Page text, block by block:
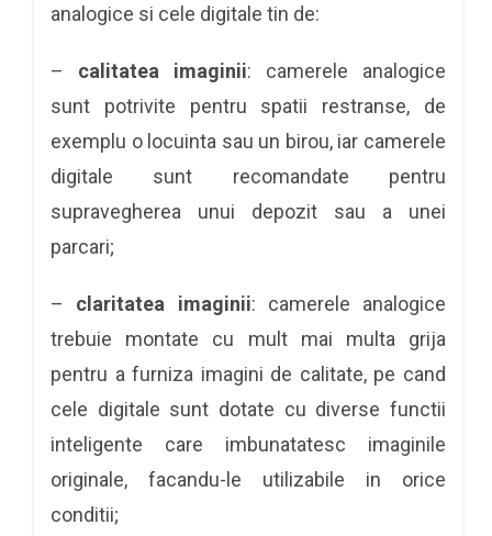
analogice si cele digitale tin de:
– calitatea imaginii: camerele analogice
sunt potrivite pentru spatii restranse, de
exemplu o locuinta sau un birou, iar camerele
digitale sunt recomandate pentru
supravegherea unui depozit sau a unei
parcari;
– claritatea imaginii: camerele analogice
trebuie montate cu mult mai multa grija
pentru a furniza imagini de calitate, pe cand
cele digitale sunt dotate cu diverse functii
inteligente care imbunatatesc imaginile
originale, facandu-le utilizabile in orice
conditii;